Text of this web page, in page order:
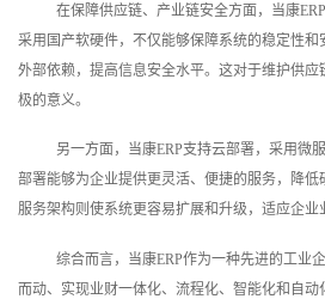
在保障供应链、产业链安全方面，当康
采用国产软硬件，不仅能够保障系统的稳定性
外部依赖，提高信息安全水平。这对于维护供
极的意义。
另一方面，当康ERP支持云部署，采用微
部署能够为企业提供更灵活、便捷的服务，降
服务架构则使系统更容易扩展和升级，适应企业
综合而言，当康ERP作为一种先进的工业
而动、实现业财一体化、流程化、智能化和自